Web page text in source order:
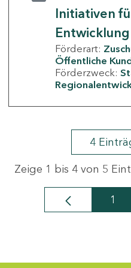
Initiativen
Entwicklung
Förderart:
Öffentliche
Förderzweck:
4
Zeige 1 bis 4 von 5
1